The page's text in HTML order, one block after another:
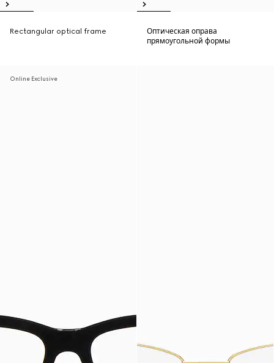
Rectangular optical frame
Оптическая оправа
прямоугольной формы
Online Exclusive